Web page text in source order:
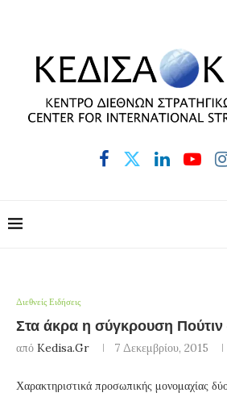
Διεθνείς Ειδήσεις
Στα άκρα η σύγκρουση
από Kedisa.gr 7 Δεκεμβρίου, 2015
Χαρακτηριστικά προσωπικής μονομαχίας